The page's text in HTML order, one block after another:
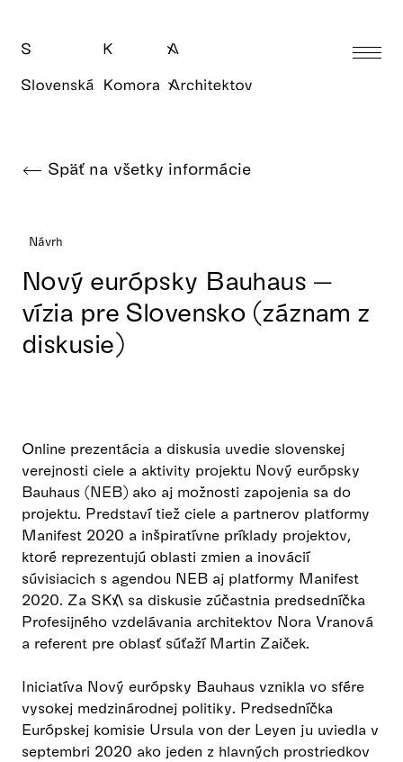
Späť na všetky informácie
Návrh
Nový európsky Bauhaus —
vízia pre Slovensko (záznam z
diskusie)
Online prezentácia a diskusia uvedie slovenskej
verejnosti ciele a aktivity projektu Nový európsky
Bauhaus (NEB) ako aj možnosti zapojenia sa do
projektu. Predstaví tiež ciele a partnerov platformy
Manifest 2020 a inšpiratívne príklady projektov,
ktoré reprezentujú oblasti zmien a inovácií
súvisiacich s agendou NEB aj platformy Manifest
2020. Za SKA sa diskusie zúčastnia predsedníčka
Profesijného vzdelávania architektov Nora Vranová
a referent pre oblasť súťaží Martin Zaiček.
Iniciatíva Nový európsky Bauhaus vznikla vo sfére
vysokej medzinárodnej politiky. Predsedníčka
Európskej komisie Ursula von der Leyen ju uviedla v
septembri 2020 ako jeden z hlavných prostriedkov